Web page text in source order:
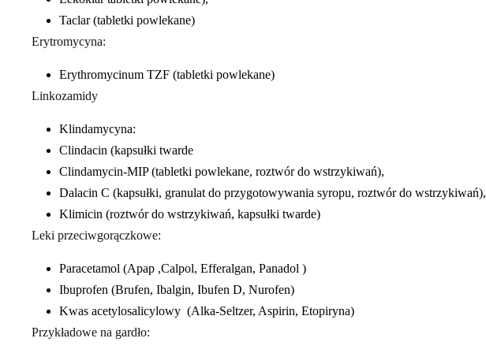
Taclar (tabletki powlekane)
Erytromycyna:
Erythromycinum TZF (tabletki powlekane)
Linkozamidy
Klindamycyna:
Clindacin (kapsułki twarde
Clindamycin-MIP (tabletki powlekane, roztwór do wstrzykiwań),
Dalacin C (kapsułki, granulat do przygotowywania syropu, roztwór do wstrzykiwań),
Klimicin (roztwór do wstrzykiwań, kapsułki twarde)
Leki przeciwgorączkowe:
Paracetamol (Apap ,Calpol, Efferalgan, Panadol )
Ibuprofen (Brufen, Ibalgin, Ibufen D, Nurofen)
Kwas acetylosalicylowy (Alka-Seltzer, Aspirin, Etopiryna)
Przykładowe na gardło: